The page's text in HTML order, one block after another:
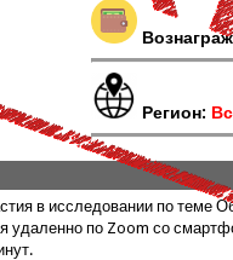
Регион:
в исследовании по теме
удаленно по Zoom со